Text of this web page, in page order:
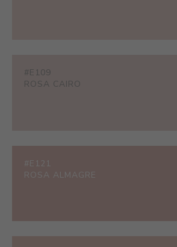
#E109
ROSA CAIRO
#E121
ROSA ALMAGRE